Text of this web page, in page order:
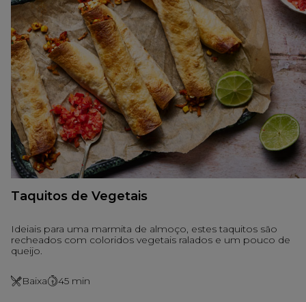
Taquitos de Vegetais
Ideiais para uma marmita de almoço, estes taquitos são
recheados com coloridos vegetais ralados e um pouco de
queijo.
Baixa 45 min